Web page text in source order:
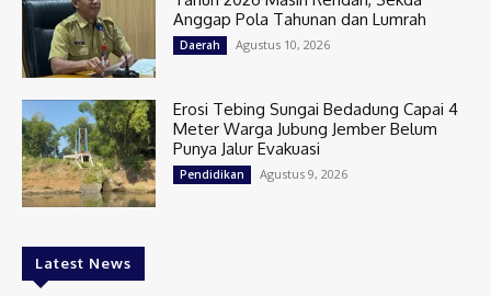
Anggap Pola Tahunan dan Lumrah
Daerah Agustus 10, 2026
Erosi Tebing Sungai Bedadung Capai 4
Meter Warga Jubung Jember Belum
Punya Jalur Evakuasi
Pendidikan Agustus 9, 2026
Latest News